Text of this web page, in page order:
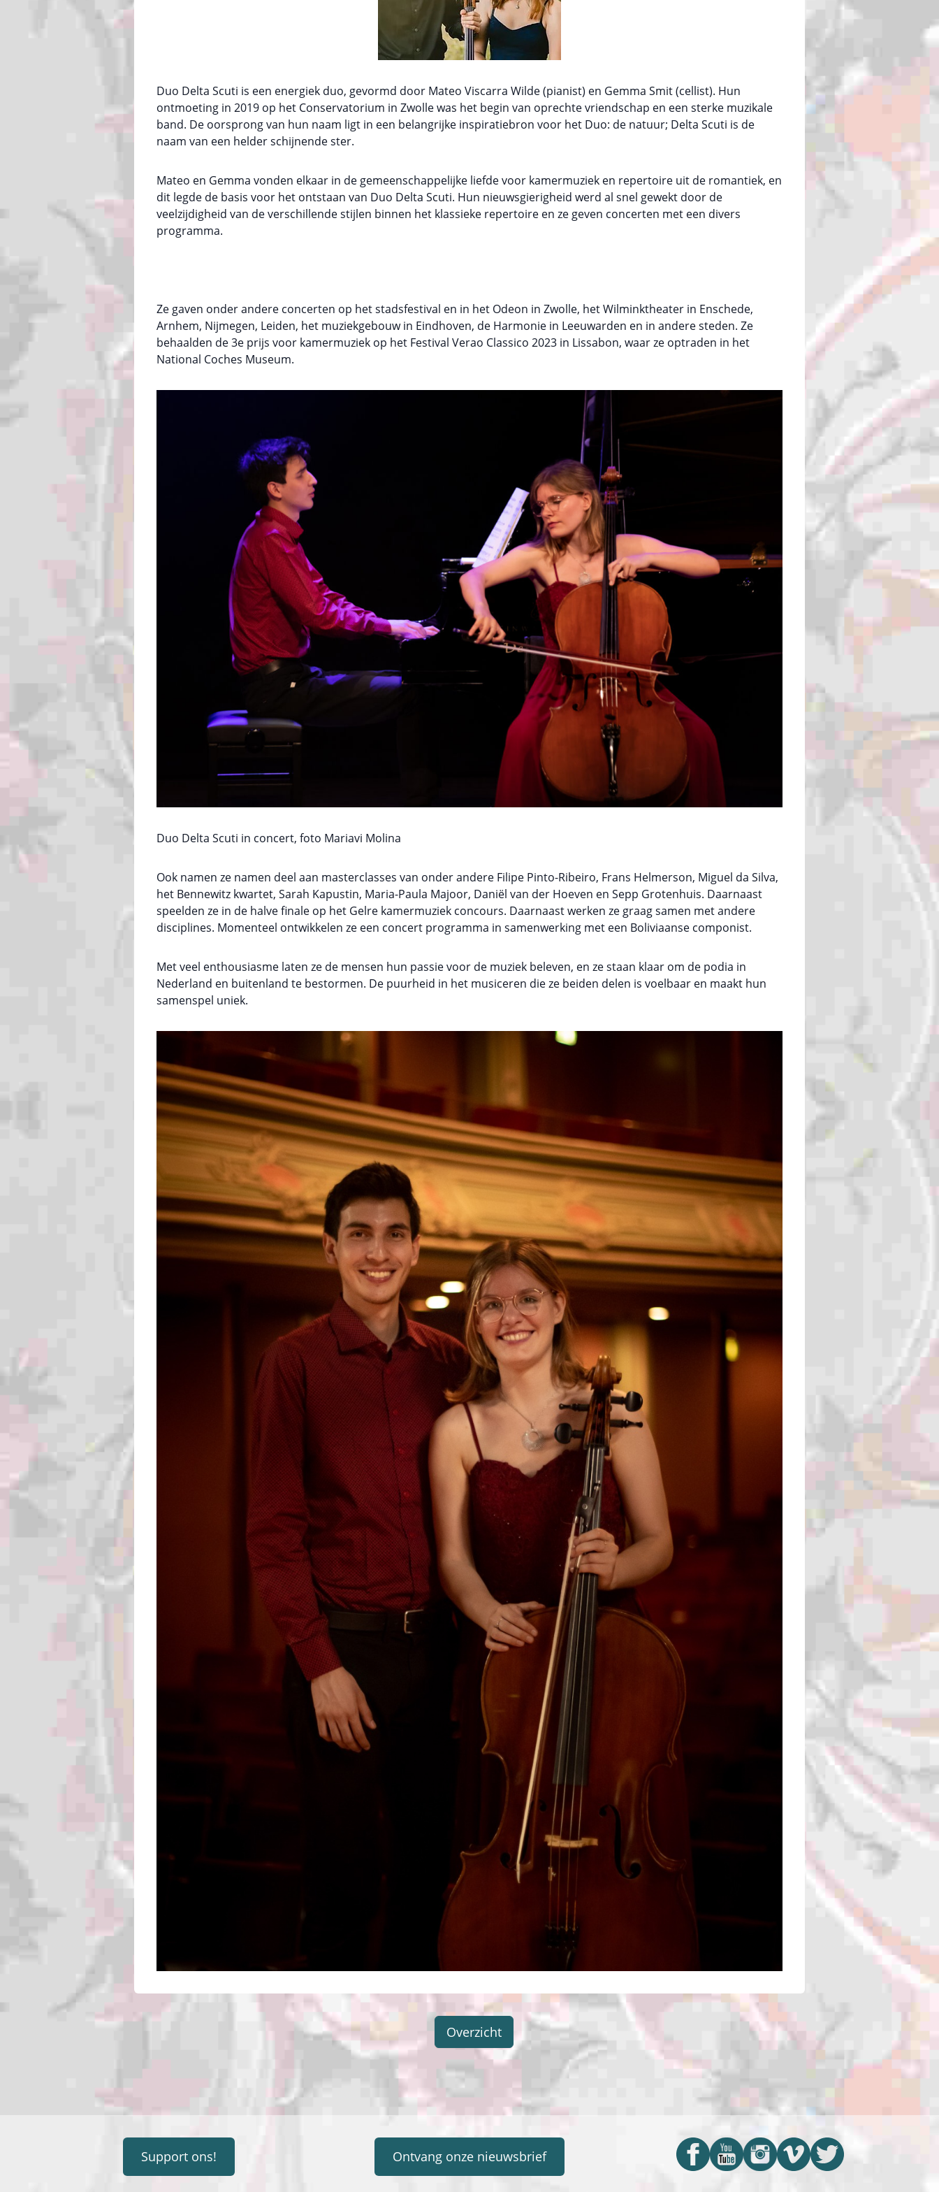
Duo Delta Scuti is een energiek duo, gevormd door Mateo Viscarra Wilde (pianist) en Gemma Smit (cellist). Hun
ontmoeting in 2019 op het Conservatorium in Zwolle was het begin van oprechte vriendschap en een sterke muzikale
band. De oorsprong van hun naam ligt in een belangrijke inspiratiebron voor het Duo: de natuur; Delta Scuti is de
naam van een helder schijnende ster.
Mateo en Gemma vonden elkaar in de gemeenschappelijke liefde voor kamermuziek en repertoire uit de romantiek, en
dit legde de basis voor het ontstaan van Duo Delta Scuti. Hun nieuwsgierigheid werd al snel gewekt door de
veelzijdigheid van de verschillende stijlen binnen het klassieke repertoire en ze geven concerten met een divers
programma.
Ze gaven onder andere concerten op het stadsfestival en in het Odeon in Zwolle, het Wilminktheater in Enschede,
Arnhem, Nijmegen, Leiden, het muziekgebouw in Eindhoven, de Harmonie in Leeuwarden en in andere steden. Ze
behaalden de 3e prijs voor kamermuziek op het Festival Verao Classico 2023 in Lissabon, waar ze optraden in het
National Coches Museum.
Duo Delta Scuti in concert, foto Mariavi Molina
Ook namen ze namen deel aan masterclasses van onder andere Filipe Pinto-Ribeiro, Frans Helmerson, Miguel da Silva,
het Bennewitz kwartet, Sarah Kapustin, Maria-Paula Majoor, Daniël van der Hoeven en Sepp Grotenhuis. Daarnaast
speelden ze in de halve finale op het Gelre kamermuziek concours. Daarnaast werken ze graag samen met andere
disciplines. Momenteel ontwikkelen ze een concert programma in samenwerking met een Boliviaanse componist.
Met veel enthousiasme laten ze de mensen hun passie voor de muziek beleven, en ze staan klaar om de podia in
Nederland en buitenland te bestormen. De puurheid in het musiceren die ze beiden delen is voelbaar en maakt hun
samenspel uniek.
Overzicht
Support ons! Ontvang onze nieuwsbrief